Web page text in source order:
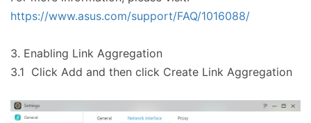
https://www.asus.com/support/FAQ/1016088/
3. Enabling Link Aggregation
3.1 Click Add and then click Create Link Aggregation